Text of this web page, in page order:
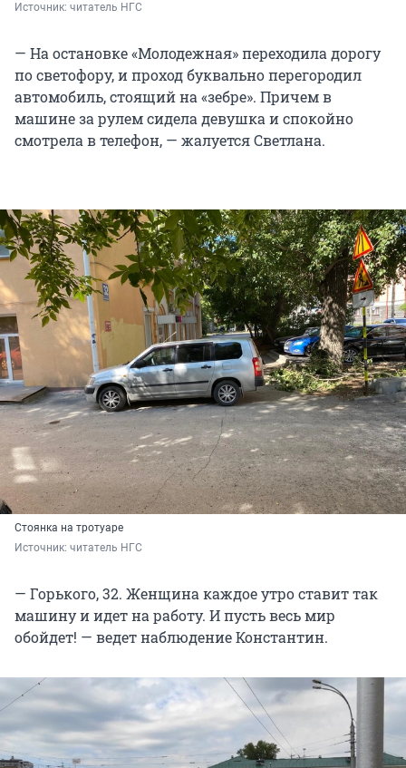
Источник: читатель НГС
— На остановке «Молодежная» переходила дорогу
по светофору, и проход буквально перегородил
автомобиль, стоящий на «зебре». Причем в
машине за рулем сидела девушка и спокойно
смотрела в телефон, — жалуется Светлана.
Стоянка на тротуаре
Источник: читатель НГС
— Горького, 32. Женщина каждое утро ставит так
машину и идет на работу. И пусть весь мир
обойдет! — ведет наблюдение Константин.